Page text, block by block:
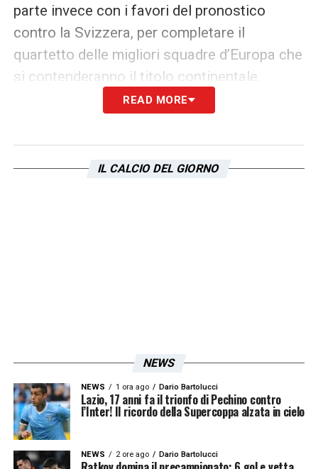
parte invece con i favori del pronostico
contro la Svizzera, per completare il
quartetto delle migliori squadre d’Europa che
si contenderanno il titolo continentale.
READ MORE
IL CALCIO DEL GIORNO
NEWS
NEWS 1 ora ago Dario Bartolucci
Lazio, 17 anni fa il trionfo di Pechino contro
l’Inter! Il ricordo della Supercoppa alzata in cielo
NEWS 2 ore ago Dario Bartolucci